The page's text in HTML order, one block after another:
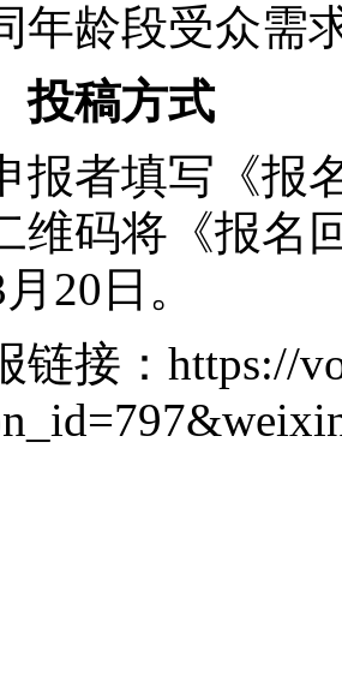
年龄段受众需
投稿方式
者填写《报名
维码将《报名
20日。
：https://